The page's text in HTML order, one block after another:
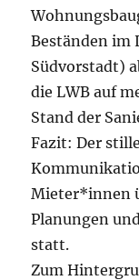
Beständen im
Südvorstadt)
die LWB auf
Stand der
Fazit: Der
Mieter*innen
Planungen
statt.
Zum